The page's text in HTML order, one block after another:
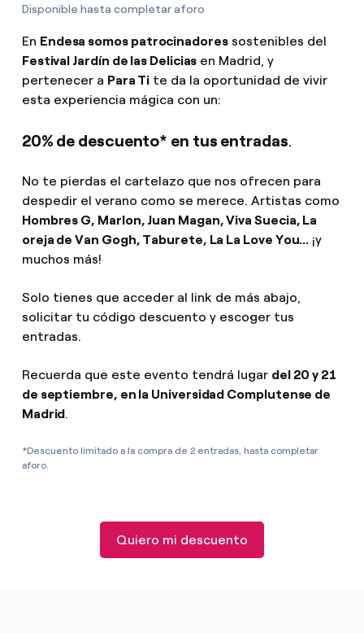
¿Cómo ver mis facturas de Endesa?
¿Cómo cambiar el titular del contrato?
¿Has recibido una oferta para cambiar de
compañía?
Ofertas para autónomos y Pymes
¿Gestionas varias comunidades de propietarios?
Solar
Climatización
Te ayudamos
Compromiso
Blog
Estafas telefónicas
Disponible hasta completar aforo
En Endesa somos patrocinadoressostenibles del
Festival Jardín de las Delicias en Madrid, y
pertenecer a Para Ti te da la oportunidad de vivir
esta experiencia mágica con un:
20% de descuento* en tus entradas.
No te pierdas el cartelazo que nos ofrecen para
despedir el verano como se merece. Artistas como
Hombres G, Marlon, Juan Magan, Viva Suecia, La
oreja de Van Gogh, Taburete, La La Love You... ¡y
muchos más!
Solo tienes que acceder al link de más abajo,
solicitar tu código descuento y escoger tus
entradas.
Recuerda que este evento tendrá lugar del 20 y 21
de septiembre, en la Universidad Complutense de
Madrid.
*Descuento limitado a la compra de 2 entradas, hasta completar
aforo.
Quiero mi descuento